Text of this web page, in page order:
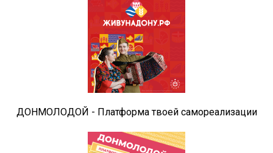
ДОНМОЛОДОЙ - Платформа твоей самореализации